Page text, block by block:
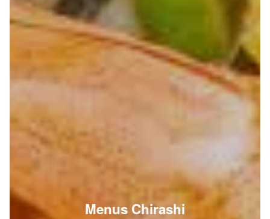
Menus Chirashi